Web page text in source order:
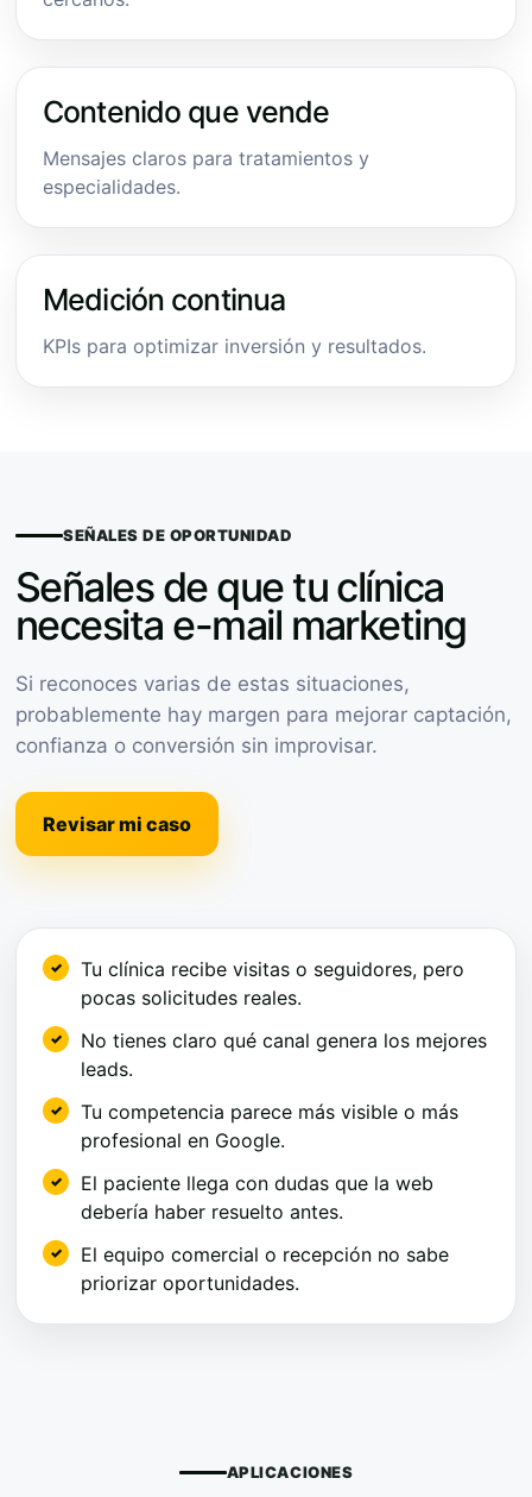
Contenido que vende
Mensajes claros para tratamientos y
especialidades.
Medición continua
KPIs para optimizar inversión y resultados.
SEÑALES DE OPORTUNIDAD
Señales de que tu clínica
necesita e-mail marketing
Si reconoces varias de estas situaciones,
probablemente hay margen para mejorar captación,
confianza o conversión sin improvisar.
Revisar mi caso
Tu clínica recibe visitas o seguidores, pero
pocas solicitudes reales.
No tienes claro qué canal genera los mejores
leads.
Tu competencia parece más visible o más
profesional en Google.
El paciente llega con dudas que la web
debería haber resuelto antes.
El equipo comercial o recepción no sabe
priorizar oportunidades.
APLICACIONES